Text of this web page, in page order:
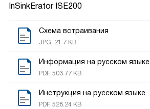
InSinkErator ISE200
Схема встраивания
JPG, 21.7 KB
Информация на русском языке
PDF, 503.77 KB
Инструкция на русском языке
PDF, 528.24 KB